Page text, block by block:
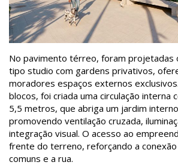
No pavimento térreo, foram projetadas
tipo studio com gardens privativos,
moradores espaços externos
blocos, foi criada uma circulação interna
5,5 metros, que abriga um jardim
promovendo ventilação cruzada,
integração visual. O acesso ao
frente do terreno, reforçando a
comuns e a rua.